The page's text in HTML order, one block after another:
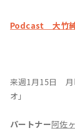
Podcast 大竹
来週1月15日 月
オ」
パートナー阿佐